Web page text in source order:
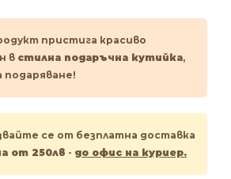
пристига красиво
в стилна подаръчна кутийка,
подаряване!
се от безплатна доставка
от 250лв - до офис на куриер.